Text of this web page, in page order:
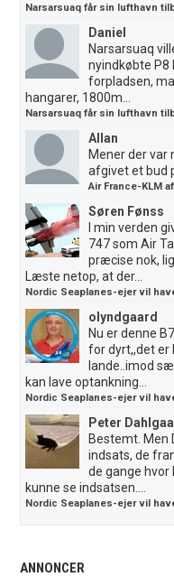
Narsarsuaq får sin lufthavn
Daniel
Narsarsuaq
nyindkøbte P8
forpladsen,
hangarer, 1800m...
Narsarsuaq får sin lufthavn
Allan
Mener der var
afgivet et bud
Air France-KLM
Søren Fønss
I min verden
747 som Air
præcise nok,
Læste netop, at der...
Nordic Seaplanes-ejer vil
olyndgaard
Nu er denne
for dyrt,,det er
lande..imod
kan lave optankning...
Nordic Seaplanes-ejer vil
Peter
Bestemt. Men
indsats, de
de gange
kunne se indsatsen....
Nordic Seaplanes-ejer vil
ANNONCER